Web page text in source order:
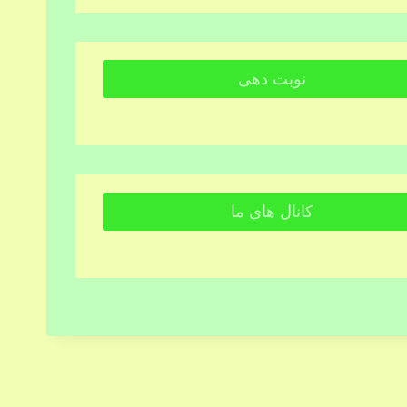
نوبت دهی
کانال های ما